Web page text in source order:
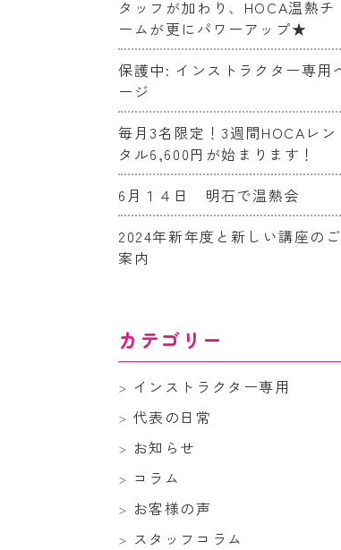
タッフが加わり、HOCA温熱チ
ームが更にパワーアップ★
保護中: インストラクター専用
ージ
毎月3名限定！3週間HOCAレン
タル6,600円が始まります！
6月１４日 明石で温熱会
2024年新年度と新しい講座のご
案内
カテゴリー
インストラクター専用
代表の日常
お知らせ
コラム
お客様の声
スタッフコラム